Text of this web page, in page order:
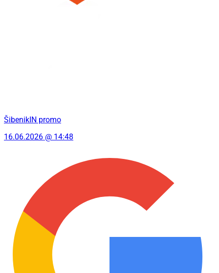
ŠibenikIN promo
16.06.2026 @ 14:48